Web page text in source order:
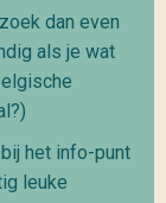
dan even
als je wat
het info-punt
leuke